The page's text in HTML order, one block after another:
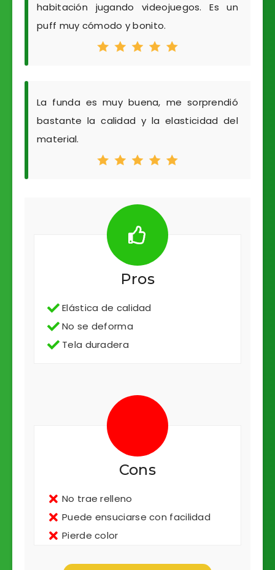
habitación jugando videojuegos. Es un
puff muy cómodo y bonito.
La funda es muy buena, me sorprendió
bastante la calidad y la elasticidad del
material.
Pros
Elástica de calidad
No se deforma
Tela duradera
Cons
No trae relleno
Puede ensuciarse con facilidad
Pierde color